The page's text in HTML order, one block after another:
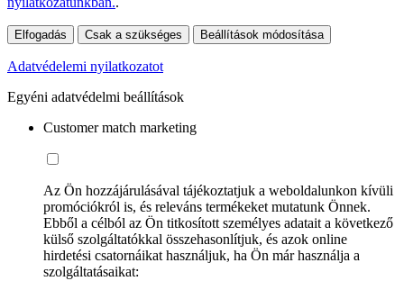
Elfogadás Csak a szükséges Beállítások módosítása
Adatvédelemi nyilatkozatot
Egyéni adatvédelmi beállítások
Customer match marketing
Az Ön hozzájárulásával tájékoztatjuk a weboldalunkon kívüli
promóciókról is, és releváns termékeket mutatunk Önnek.
Ebből a célból az Ön titkosított személyes adatait a következő
külső szolgáltatókkal összehasonlítjuk, és azok online
hirdetési csatornáikat használjuk, ha Ön már használja a
szolgáltatásaikat: